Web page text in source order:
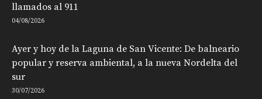
llamados al 911
04/08/2026
Ayer y hoy de la Laguna de San Vicente: De balneario
popular y reserva ambiental, a la nueva Nordelta del
sur
30/07/2026